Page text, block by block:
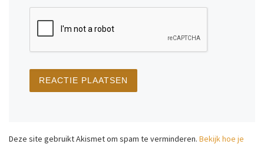
Deze site gebruikt Akismet om spam te verminderen. Bekijk hoe je